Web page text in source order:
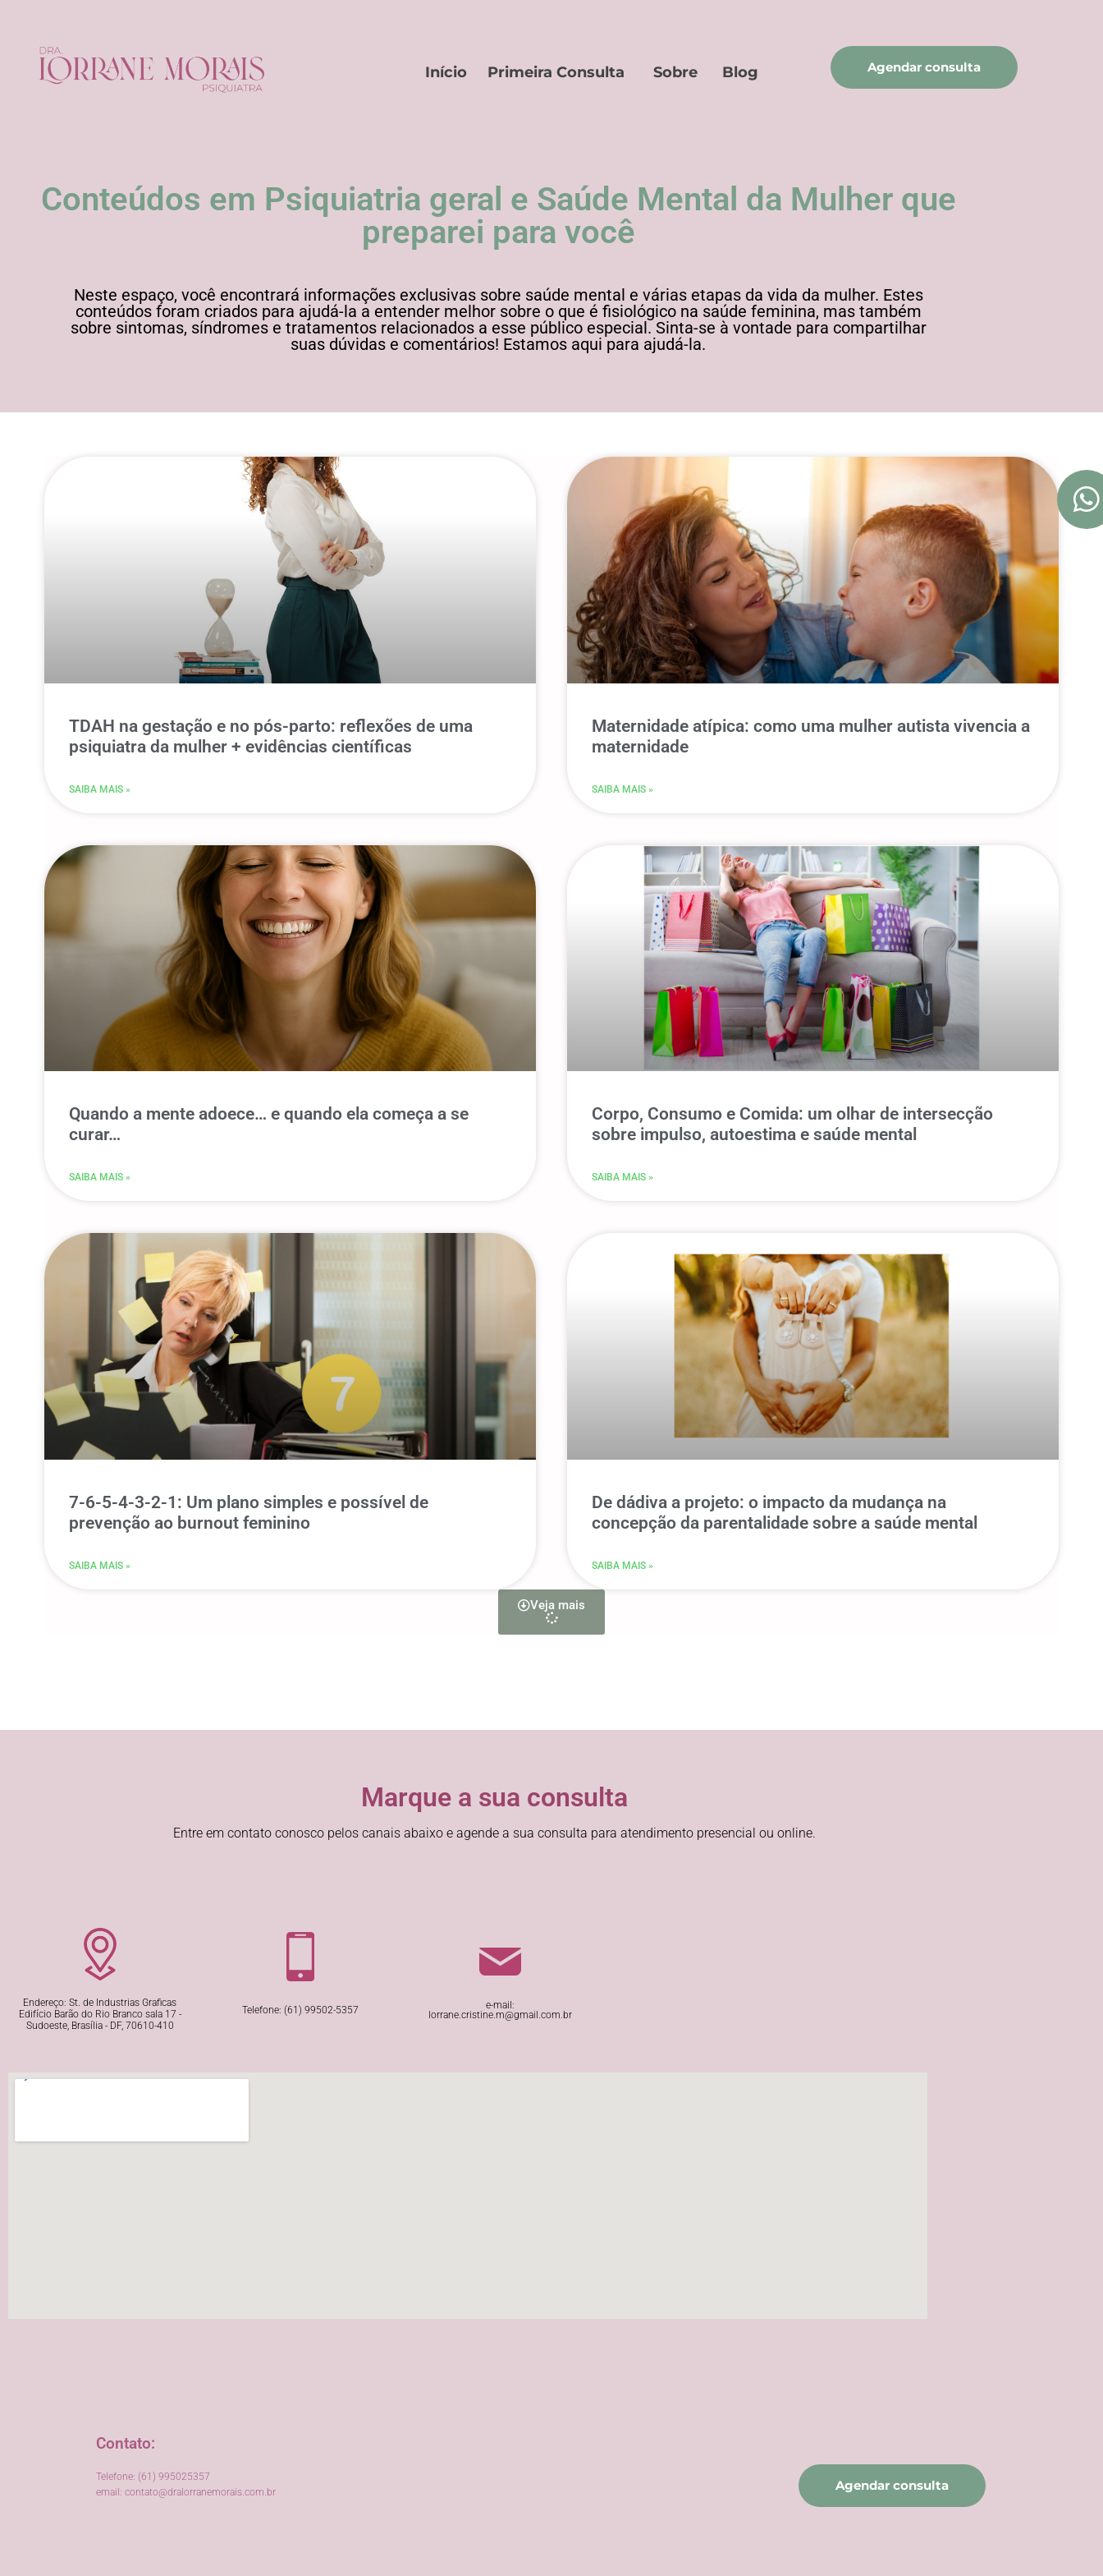
Início Primeira Consulta Sobre Blog Agendar consulta
Conteúdos em Psiquiatria geral e Saúde Mental da Mulher que
preparei para você
Neste espaço, você encontrará informações exclusivas sobre saúde mental e várias etapas da vida da mulher. Estes
conteúdos foram criados para ajudá-la a entender melhor sobre o que é fisiológico na saúde feminina, mas também
sobre sintomas, síndromes e tratamentos relacionados a esse público especial. Sinta-se à vontade para compartilhar
suas dúvidas e comentários! Estamos aqui para ajudá-la.
TDAH na gestação e no pós-parto: reflexões de uma
psiquiatra da mulher + evidências científicas
SAIBA MAIS »
Maternidade atípica: como uma mulher autista vivencia a
maternidade
SAIBA MAIS »
Quando a mente adoece… e quando ela começa a se
curar…
SAIBA MAIS »
Corpo, Consumo e Comida: um olhar de intersecção
sobre impulso, autoestima e saúde mental
SAIBA MAIS »
7-6-5-4-3-2-1: Um plano simples e possível de
prevenção ao burnout feminino
SAIBA MAIS »
De dádiva a projeto: o impacto da mudança na
concepção da parentalidade sobre a saúde mental
SAIBA MAIS »
Veja mais
Marque a sua consulta
Entre em contato conosco pelos canais abaixo e agende a sua consulta para atendimento presencial ou online.
Endereço: St. de Industrias Graficas
Edifício Barão do Rio Branco sala 17 -
Sudoeste, Brasília - DF, 70610-410
Telefone: (61) 99502-5357
e-mail:
lorrane.cristine.m@gmail.com.br
Contato:
Telefone: (61) 995025357
email: contato@dralorranemorais.com.br Agendar consulta